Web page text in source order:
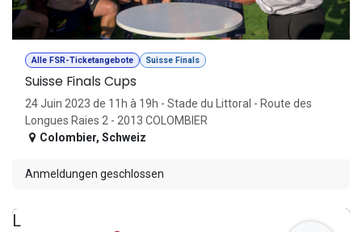
Alle FSR-Ticketangebote Suisse Finals
Suisse Finals Cups
24 Juin 2023 de 11h à 19h - Stade du Littoral - Route des
Longues Raies 2 - 2013 COLOMBIER
Colombier, Schweiz
Anmeldungen geschlossen
L